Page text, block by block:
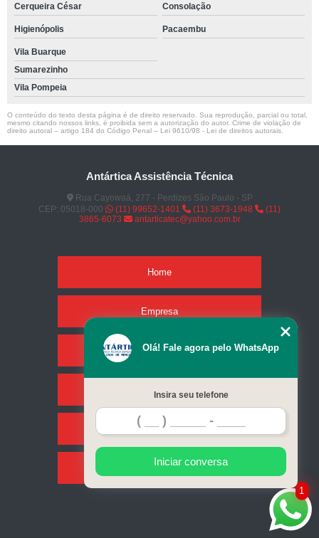
Cerqueira César
Consolação
Higienópolis Pacaembu
Vila Buarque
Sumarezinho
Vila Pompeia
O conteúdo do texto desta página é de direito reservado. Sua reprodução, parcial ou total,
mesmo citando nossos links, é proibida sem a autorização do autor. Crime de violação de
direito autoral – artigo 184 do Código Penal – Lei 9610/98 - Lei de direitos autorais
Antártica Assistência Técnica
Rua Cayowaá, 277 - Perdizes São Paulo - SP
CEP: 05018-000
(11) 99652-1401 (11) 3673-1948
(11)
3865-6073
antarticatec@yahoo.com.br
Home
Empresa
Missão
Serviços
Contato
Mapa do site
1
Olá! Fale agora pelo WhatsApp
Insira seu telefone
Iniciar conversa